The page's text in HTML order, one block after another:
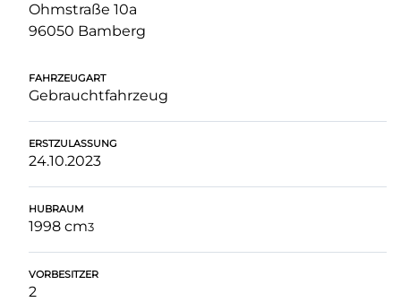
Ohmstraße 10a
96050 Bamberg
FAHRZEUGART
Gebrauchtfahrzeug
ERSTZULASSUNG
24.10.2023
HUBRAUM
1998 cm3
VORBESITZER
2